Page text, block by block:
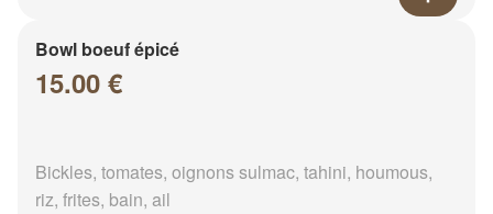
Bowl boeuf épicé
15.00 €
Bickles, tomates, oignons sulmac, tahini, houmous,
riz, frites, bain, ail